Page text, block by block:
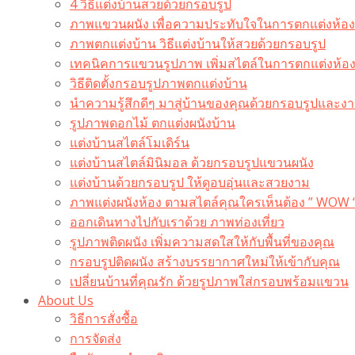
4 วิธีแต่งบ้านสวยด้วยกรอบรูป
ภาพแขวนผนัง เพื่อความประทับใจในการตกแต่งห้อง
ภาพตกแต่งบ้าน วิธีแต่งบ้านให้สวยด้วยกรอบรูป
เทคนิคการแขวนรูปภาพ เพิ่มสไตล์ในการตกแต่งห้อง
วิธีติดตั้งกรอบรูปภาพตกแต่งบ้าน
นำความรู้สึกดีๆ มาสู่บ้านของคุณด้วยกรอบรูปและง
รูปภาพดอกไม้ ตกแต่งผนังบ้าน
แต่งบ้านสไตล์โมเดิร์น
แต่งบ้านสไตล์มินิมอล ด้วยกรอบรูปแขวนผนัง
แต่งบ้านด้วยกรอบรูป ให้ดูอบอุ่นและสวยงาม
ภาพแต่งผนังห้อง ตามสไตล์คุณใครเห็นต้อง ” WOW
ออกเดินทางไปกับเราด้วย ภาพท่องเที่ยว
รูปภาพติดผนัง เพิ่มความสดใสให้กับพื้นที่ของคุณ
กรอบรูปติดผนัง สร้างบรรยากาศใหม่ให้เข้ากับคุณ
เปลี่ยนบ้านที่คุณรัก ด้วยรูปภาพใส่กรอบพร้อมแขวน​
About Us
วิธีการสั่งซื้อ
การจัดส่ง